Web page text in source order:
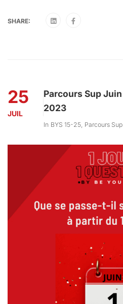
SHARE:
25
JUIL
Parcours Sup Juin
2023
In BYS 15-25, Parcours Sup